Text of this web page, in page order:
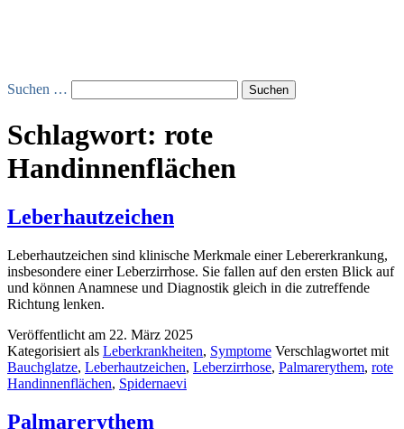
Suchen …
Schlagwort: rote
Handinnenflächen
Leberhautzeichen
Leberhautzeichen sind klinische Merkmale einer Lebererkrankung,
insbesondere einer Leberzirrhose. Sie fallen auf den ersten Blick auf
und können Anamnese und Diagnostik gleich in die zutreffende
Richtung lenken.
Veröffentlicht am 22. März 2025
Kategorisiert als Leberkrankheiten, Symptome Verschlagwortet mit
Bauchglatze, Leberhautzeichen, Leberzirrhose, Palmarerythem, rote
Handinnenflächen, Spidernaevi
Palmarerythem